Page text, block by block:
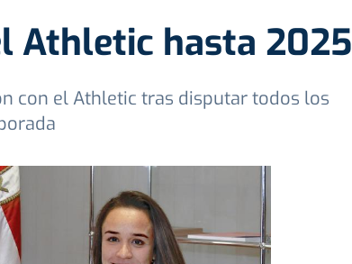
Athletic hasta 2025
con el Athletic tras disputar todos los